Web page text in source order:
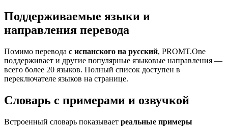
Поддерживаемые языки и
направления перевода
Помимо перевода с испанского на русский, PROMT.One
поддерживает и другие популярные языковые направления —
всего более 20 языков. Полный список доступен в
переключателе языков на странице.
Словарь с примерами и озвучкой
Встроенный словарь показывает реальные примеры